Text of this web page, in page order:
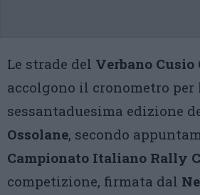
Le strade del Verbano Cusio
accolgono il cronometro per
sessantaduesima edizione
Ossolane, secondo
Campionato Italiano Rally
competizione, firmata dal